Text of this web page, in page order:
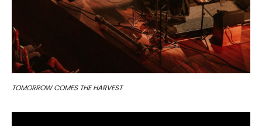
TOMORROW COMES THE HARVEST